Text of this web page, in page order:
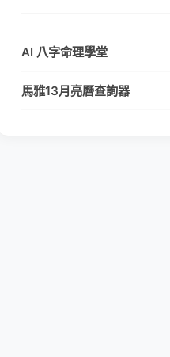
AI 八字命理學堂
馬雅13月亮曆查詢器